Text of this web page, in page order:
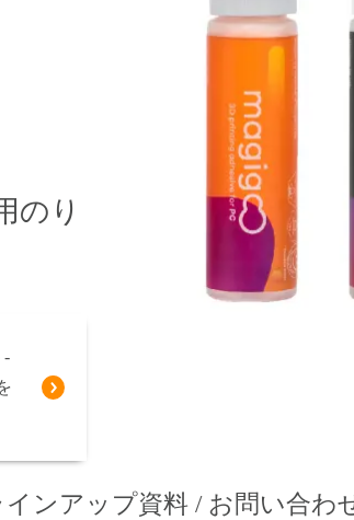
のり
インアップ資料 / お問い合わ
-